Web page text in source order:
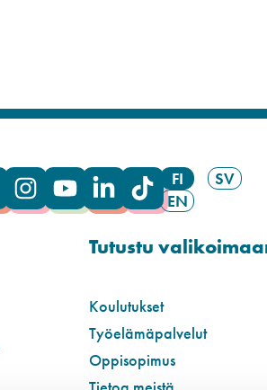
FI
SV
EN
Tutustu
Koulutukset
Työelämäpalvelut
Oppisopimus